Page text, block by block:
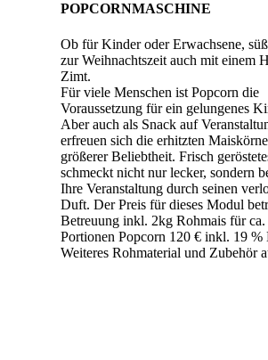
POPCORNMASCHINE
Ob für Kinder oder Erwachsene,
zur Weihnachtszeit auch mit einem
Zimt.
Für viele Menschen ist Popcorn die
Voraussetzung für ein gelungenes
Aber auch als Snack auf
erfreuen sich die erhitzten
größerer Beliebtheit. Frisch
schmeckt nicht nur lecker, sondern
Ihre Veranstaltung durch seinen
Duft. Der Preis für dieses Modul
Betreuung inkl. 2kg Rohmais für ca.
Portionen Popcorn 120 € inkl. 19 %
Weiteres Rohmaterial und Zubehör